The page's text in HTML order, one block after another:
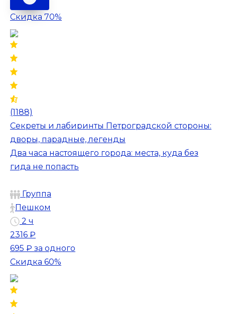
Скидка 70%
(1188)
Секреты и лабиринты Петроградской стороны:
дворы, парадные, легенды
Два часа настоящего города: места, куда без
гида не попасть
Группа
Пешком
2 ч
2316 ₽
695 ₽ за одного
Скидка 60%